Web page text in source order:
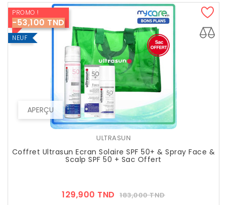
APERÇU
PROMO !
-53,100 TND
NEUF
ULTRASUN
Coffret Ultrasun Ecran Solaire SPF 50+ & Spray Face &
Scalp SPF 50 + Sac Offert
129,900 TND Prix
183,000 TNDPrix